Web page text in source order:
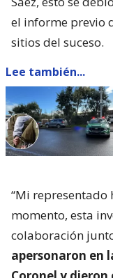
el informe previo
sitios del suceso.
Lee también...
“Mi
momento, esta
colaboración
apersonaron en